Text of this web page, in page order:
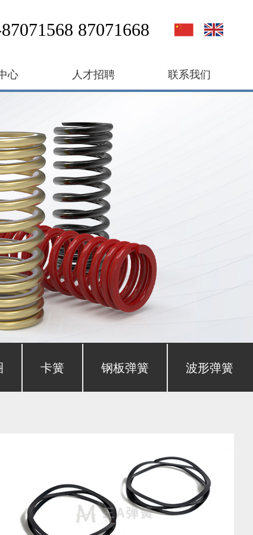
87071668
心 人才招聘 联系我们
卡簧 钢板弹簧 波形弹簧